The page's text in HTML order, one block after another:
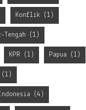
Konflik (1)
(1)
KPR (1) Papua (1)
(1)
(4)